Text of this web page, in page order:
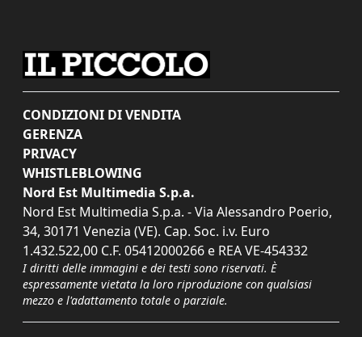
CONDIZIONI DI VENDITA
GERENZA
PRIVACY
WHISTLEBLOWING
Nord Est Multimedia S.p.a.
Nord Est Multimedia S.p.a. - Via Alessandro Poerio,
34, 30171 Venezia (VE). Cap. Soc. i.v. Euro
1.432.522,00 C.F. 05412000266 e REA VE-454332
I diritti delle immagini e dei testi sono riservati. È
espressamente vietata la loro riproduzione con qualsiasi
mezzo e l'adattamento totale o parziale.